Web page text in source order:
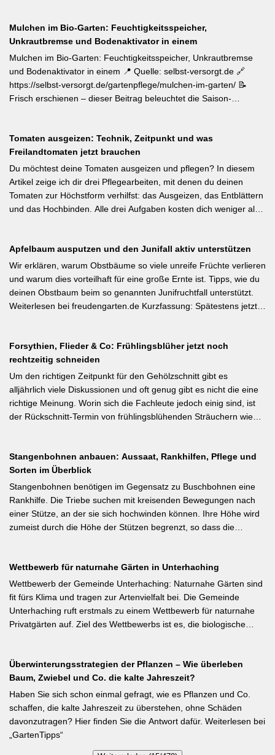
Gartenbewirtschaftung – unabhängig von der Gartengröße –
einen messbaren Beitrag zur regionalen Artenvielfalt leistet.
Nützlingsförderung, strukturreiche Beete und der Verzicht auf
Pestizide sind die entscheidenden Stellschrauben. Ein
motivierender Impuls für jeden GBV-Garten. [Thema-Tag:
#Biodiversität #Gartengestaltung #Naturnahergarten]
Mulchen im Bio-Garten: Feuchtigkeitsspeicher,
Unkrautbremse und Bodenaktivator in einem
Mulchen im Bio-Garten: Feuchtigkeitsspeicher, Unkrautbremse
und Bodenaktivator in einem 📍 Quelle: selbst-versorgt.de 🔗
https://selbst-versorgt.de/gartenpflege/mulchen-im-garten/ 📝
Frisch erschienen – dieser Beitrag beleuchtet die Saison-
Austrocknung. Die ideale Schichtdicke liegt bei 5–10 cm, immer
mit Abstand zum Pflanzenstamm, um Fäulnis zu vermeiden.
Besonders wertvoll: Häufige Fehler wie zu dicke Schichten oder
die Verwendung von frischem Rasenschnitt als alleiniges Material
werden klar benannt. [Thema-Tag: #Bodenpflege #Mulchen
#BiologischerGartenbau]
Tomaten ausgeizen: Technik, Zeitpunkt und was
Freilandtomaten jetzt brauchen
Du möchtest deine Tomaten ausgeizen und pflegen? In diesem
Artikel zeige ich dir drei Pflegearbeiten, mit denen du deinen
Tomaten zur Höchstform verhilfst: das Ausgeizen, das Entblättern
und das Hochbinden. Alle drei Aufgaben kosten dich weniger als
Tomatenkrankheit Braunfäule vorbeugst. Weiterlesen bei
Wurzelwerk – Gartenwissen von Profis Kurzfassung: Ein bildreich
illustrierter Praxis-Leitfaden: Das Ausgeizen beginnt direkt nach
dem Auspflanzen und sollte wöchentlich wiederholt werden.
Geiztriebe morgens entfernen, damit Wunden rasch abtrocknen.
interessant: Der Artikel diskutiert, wann bei Freilandtomaten das
Ausgeizen kontraproduktiv ist – etwa bei buschigen Sorten, die
von Seitentrieben profitieren.
Apfelbaum ausputzen und den Junifall aktiv unterstützen
Wir erklären, warum Obstbäume so viele unreife Früchte verlieren
und warum dies vorteilhaft für eine große Ernte ist. Tipps, wie du
deinen Obstbaum beim so genannten Junifruchtfall unterstützt.
Weiterlesen bei freudengarten.de Kurzfassung: Spätestens jetzt –
% der Blüten werden zu Früchten, ein rechtzeitiges Eingreifen vor
dem Junifall beugt der Alternanz (Abwechslung von
Ertragsjahren) vor. Für Äpfel und Birnen gilt: max. zwei kräftige
Früchte pro Fruchtbüschel, Abstand mindestens eine Handbreit.
Früchte in Schattenzonen vollständig entfernen.
Forsythien, Flieder & Co: Frühlingsblüher jetzt noch
rechtzeitig schneiden
Um den richtigen Zeitpunkt für den Gehölzschnitt gibt es
alljährlich viele Diskussionen und oft genug gibt es nicht die eine
richtige Meinung. Worin sich die Fachleute jedoch einig sind, ist
der Rückschnitt-Termin von frühlingsblühenden Sträuchern wie
Flieder und Zierkirsche bilden ihre Blütenknospen für das nächste
Jahr im Sommer. Der Schnitt direkt nach der Blüte (bei Flieder:
sofort nach dem Verblühen!) ist die letzte Chance – wer jetzt noch
nicht geschnitten hat, sollte spätestens in den nächsten zwei
Wochen ran. Das Grundprinzip: Überflüssige alte Triebe
bodennah entfernen, damit das neue Holz ausreifen kann.
Stangenbohnen anbauen: Aussaat, Rankhilfen, Pflege und
Sorten im Überblick
Stangenbohnen benötigen im Gegensatz zu Buschbohnen eine
Rankhilfe. Die Triebe suchen mit kreisenden Bewegungen nach
einer Stütze, an der sie sich hochwinden können. Ihre Höhe wird
zumeist durch die Höhe der Stützen begrenzt, so dass die
Weiterlesen bei meine-ernte.de Kurzfassung: Bis Mitte Juni ist die
Aussaat von Stangenbohnen direkt ins Freiland noch problemlos
möglich. Samen über Nacht wässern, 5–6 cm tief setzen,
Pflanzabstand 50 cm. Als Mittelzehrer brauchen Stangenbohnen
im Gegensatz zu Buschbohnen eine moderierte Düngung
der Luft binden – Vorfrucht-Wirkung für das nächste Gartenjahr.
Wettbewerb für naturnahe Gärten in Unterhaching
Wettbewerb der Gemeinde Unterhaching: Naturnahe Gärten sind
fit fürs Klima und tragen zur Artenvielfalt bei. Die Gemeinde
Unterhaching ruft erstmals zu einem Wettbewerb für naturnahe
Privatgärten auf. Ziel des Wettbewerbs ist es, die biologische
Verbesserung des Ortsklimas zu leisten. Warum? Entsiegelte
Flächen helfen… Hitze zu reduzieren Regenwasser besser zu
speichern und das Wohnumfeld insgesamt lebenswerter zu
gestalten. Insgesamt drei Gärten werden prämiert. Insgesamt drei
gleichwertige Sieger werden durch eine Expertenjury, bestehend
aus Vertretern der Gemeinde Unterhaching sowie des
Überwinterungsstrategien der Pflanzen – Wie überleben
Baum, Zwiebel und Co. die kalte Jahreszeit?
Haben Sie sich schon einmal gefragt, wie es Pflanzen und Co.
schaffen, die kalte Jahreszeit zu überstehen, ohne Schäden
davonzutragen? Hier finden Sie die Antwort dafür. Weiterlesen bei
„GartenTipps“